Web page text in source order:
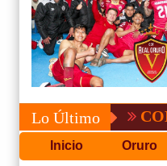
Lo Último
Inicio Oruro